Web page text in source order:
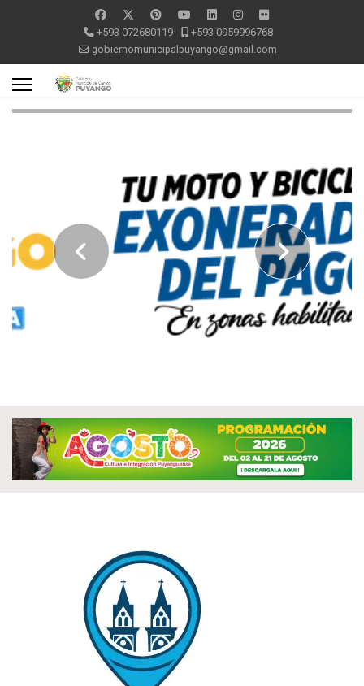
+593 072680119
+593 0959996768
gobiernomunicipalpuyango@gmail.com